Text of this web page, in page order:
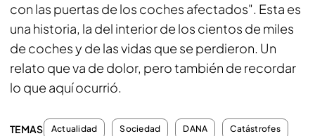
con las puertas de los coches afectados". Esta es
una historia, la del interior de los cientos de miles
de coches y de las vidas que se perdieron. Un
relato que va de dolor, pero también de recordar
lo que aquí ocurrió.
TEMAS Actualidad Sociedad DANA Catástrofes